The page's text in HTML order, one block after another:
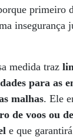
primeiro
insegurança
medida traz
para as
malhas. Ele
de voos ou
e que